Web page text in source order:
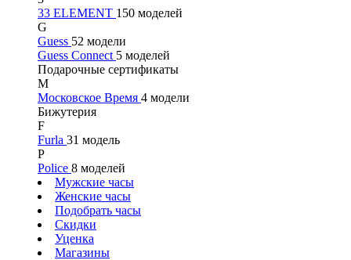
33 ELEMENT 150 моделей
G
Guess 52 модели
Guess Connect 5 моделей
Подарочные сертификаты
М
Московское Время 4 модели
Бижутерия
F
Furla 31 модель
P
Police 8 моделей
Мужские часы
Женские часы
Подобрать часы
Скидки
Уценка
Магазины